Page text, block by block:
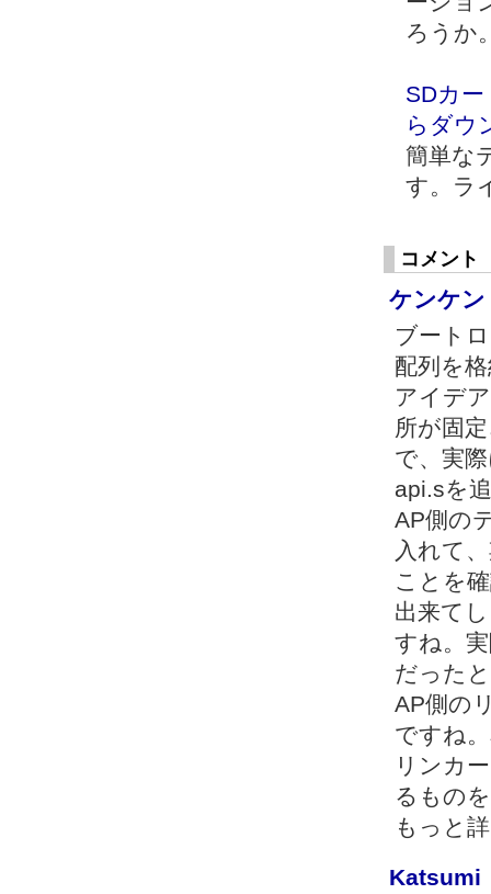
ろうか
SDカ
らダウ
簡単な
す。ラ
コメント
ケンケン
ブート
配列を
アイデ
所が固
で、実
api.sを
AP側の
入れて
ことを
出来て
すね。
だった
AP側の
ですね
リンカ
るもの
もっと
Katsumi